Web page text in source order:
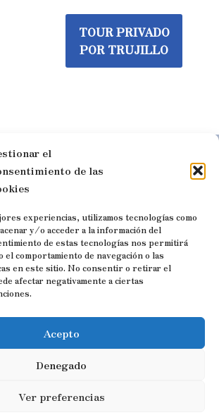
el
de las
experiencias, utilizamos tecnologías como
y/o acceder a la información del
de estas tecnologías nos permitirá
el comportamiento de navegación o las
en este sitio. No consentir o retirar el
afectar negativamente a ciertas
Acepto
Denegado
Ver preferencias
TOUR PRIVADO
POR TRUJILLO
en las redes sociales
y Free Tours por
Trujillo
7, 10200 Trujillo, Cáceres
info@visitasguiadastrujillo.es